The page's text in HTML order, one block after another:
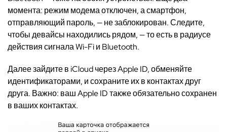
момента: режим модема отключен, а смартфон,
отправляющий пароль, — не заблокирован. Следите,
чтобы девайсы находились рядом, — то есть в радиусе
действия сигнала Wi-Fi и Bluetooth.
Далее зайдите в iCloud через Apple ID, обменяйте
идентификаторами, и сохраните их в контактах друг
друга. Важно: ваш Apple ID также обязательно сохранен
в ваших контактах.